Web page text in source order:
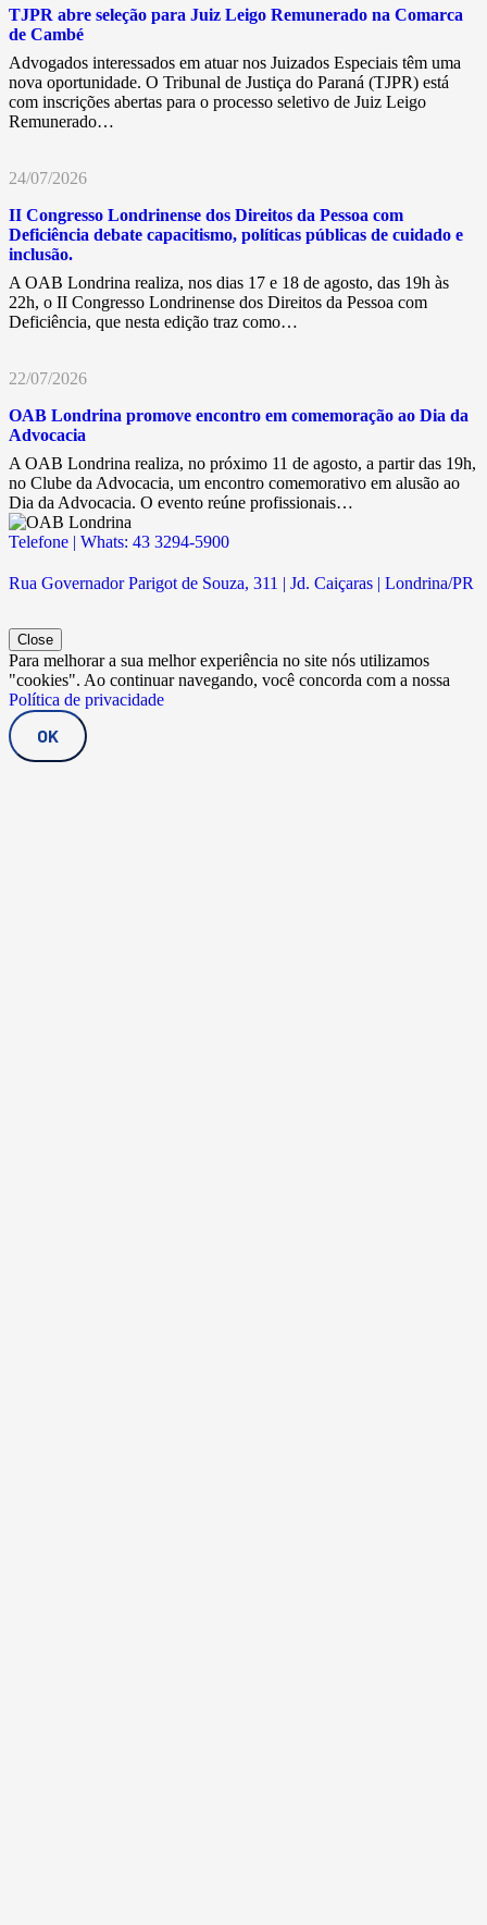
TJPR abre seleção para Juiz Leigo Remunerado na Comarca
de Cambé
Advogados interessados em atuar nos Juizados Especiais têm uma
nova oportunidade. O Tribunal de Justiça do Paraná (TJPR) está
com inscrições abertas para o processo seletivo de Juiz Leigo
Remunerado…
24/07/2026
II Congresso Londrinense dos Direitos da Pessoa com
Deficiência debate capacitismo, políticas públicas de cuidado e
inclusão.
A OAB Londrina realiza, nos dias 17 e 18 de agosto, das 19h às
22h, o II Congresso Londrinense dos Direitos da Pessoa com
Deficiência, que nesta edição traz como…
22/07/2026
OAB Londrina promove encontro em comemoração ao Dia da
Advocacia
A OAB Londrina realiza, no próximo 11 de agosto, a partir das 19h,
no Clube da Advocacia, um encontro comemorativo em alusão ao
Dia da Advocacia. O evento reúne profissionais…
Telefone | Whats: 43 3294-5900
Rua Governador Parigot de Souza, 311 | Jd. Caiçaras | Londrina/PR
Close
Para melhorar a sua melhor experiência no site nós utilizamos
"cookies". Ao continuar navegando, você concorda com a nossa
Política de privacidade
OK